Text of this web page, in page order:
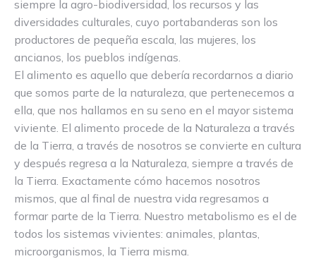
siempre la agro-biodiversidad, los recursos y las
diversidades culturales, cuyo portabanderas son los
productores de pequeña escala, las mujeres, los
ancianos, los pueblos indígenas.
El alimento es aquello que debería recordarnos a diario
que somos parte de la naturaleza, que pertenecemos a
ella, que nos hallamos en su seno en el mayor sistema
viviente. El alimento procede de la Naturaleza a través
de la Tierra, a través de nosotros se convierte en cultura
y después regresa a la Naturaleza, siempre a través de
la Tierra. Exactamente cómo hacemos nosotros
mismos, que al final de nuestra vida regresamos a
formar parte de la Tierra. Nuestro metabolismo es el de
todos los sistemas vivientes: animales, plantas,
microorganismos, la Tierra misma.